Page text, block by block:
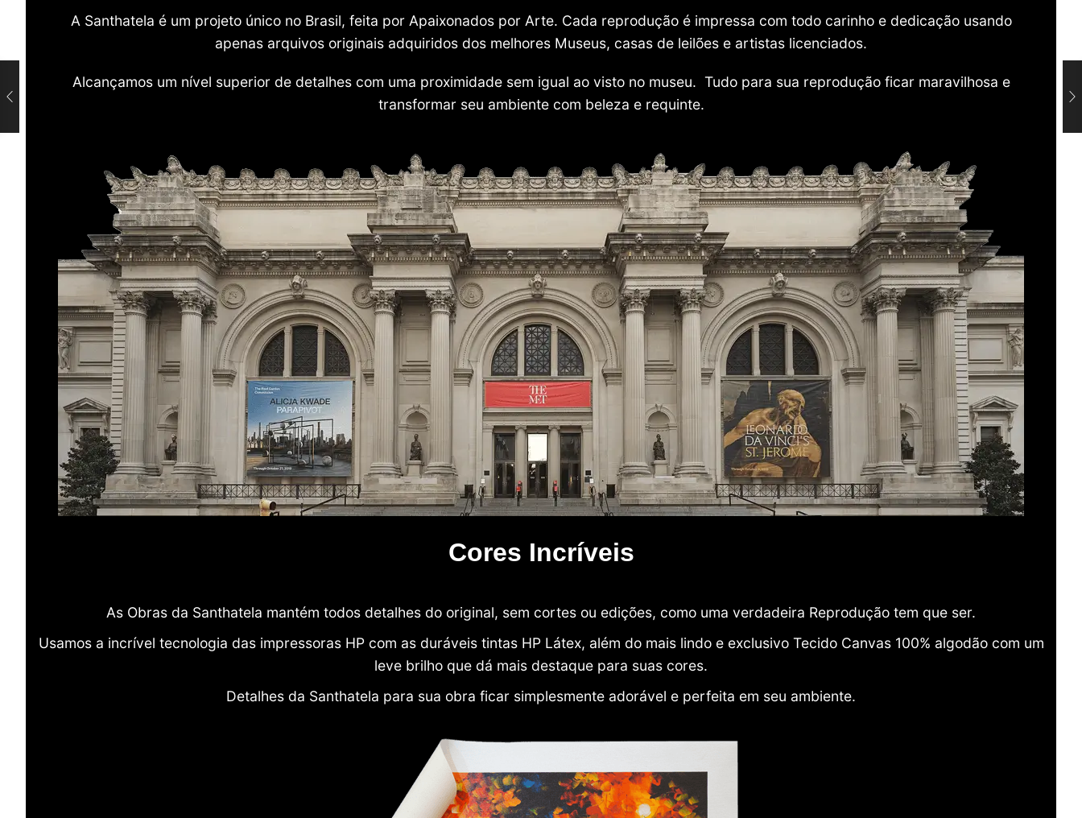
A Santhatela é um projeto único no Brasil, feita por Apaixonados por Arte. Cada reprodução é impressa com todo carinho e dedicação usando
apenas arquivos originais adquiridos dos melhores Museus, casas de leilões e artistas licenciados.
Alcançamos um nível superior de detalhes com uma proximidade sem igual ao visto no museu. Tudo para sua reprodução ficar maravilhosa e
transformar seu ambiente com beleza e requinte.
Cores Incríveis
As Obras da Santhatela mantém todos detalhes do original, sem cortes ou edições, como uma verdadeira Reprodução tem que ser.
Usamos a incrível tecnologia das impressoras HP com as duráveis tintas HP Látex, além do mais lindo e exclusivo Tecido Canvas 100% algodão com um
leve brilho que dá mais destaque para suas cores.
Detalhes da Santhatela para sua obra ficar simplesmente adorável e perfeita em seu ambiente.